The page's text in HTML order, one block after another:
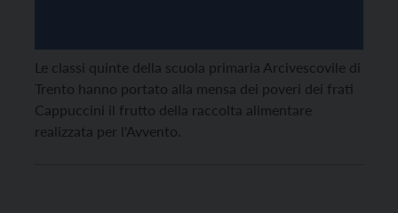
Le classi quinte della scuola primaria Arcivescovile di
Trento hanno portato alla mensa dei poveri dei frati
Cappuccini il frutto della raccolta alimentare
realizzata per l'Avvento.